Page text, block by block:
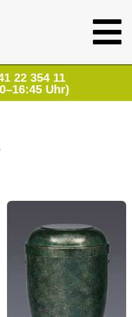
22 354 11
Uhr)